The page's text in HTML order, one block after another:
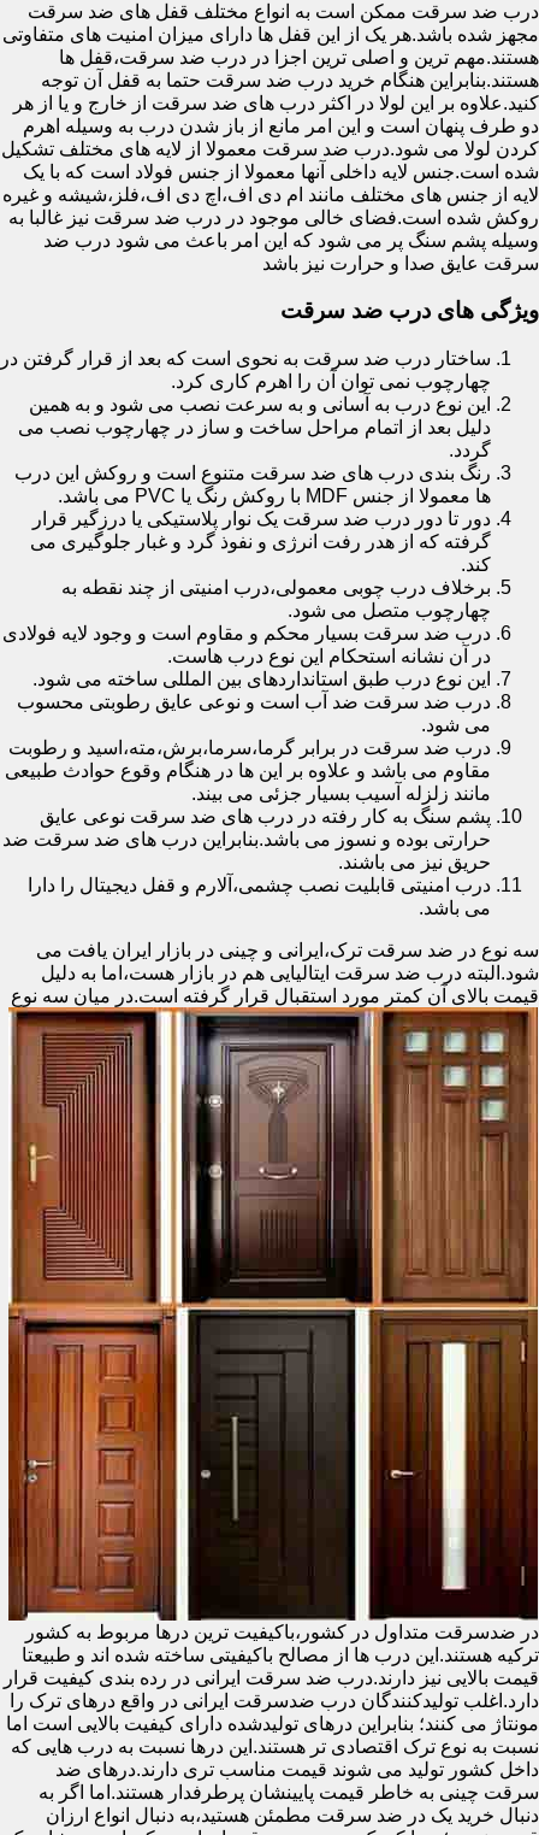
درب ضد سرقت ممکن است به انواع مختلف قفل های ضد سرقت
مجهز شده باشد.هر یک از این قفل ها دارای میزان امنیت های متفاوتی
هستند.مهم ترین و اصلی ترین اجزا در درب ضد سرقت،قفل ها
هستند.بنابراین هنگام خرید درب ضد سرقت حتما به قفل آن توجه
کنید.علاوه بر این لولا در اکثر درب های ضد سرقت از خارج و یا از هر
دو طرف پنهان است و این امر مانع از باز شدن درب به وسیله اهرم
کردن لولا می شود.درب ضد سرقت معمولا از لایه های مختلف تشکیل
شده است.جنس لایه داخلی آنها معمولا از جنس فولاد است که با یک
لایه از جنس های مختلف مانند ام دی اف،اچ دی اف،فلز،شیشه و غیره
روکش شده است.فضای خالی موجود در درب ضد سرقت نیز غالبا به
وسیله پشم سنگ پر می شود که این امر باعث می شود درب ضد
سرقت عایق صدا و حرارت نیز باشد
ویژگی های درب ضد سرقت
ساختار درب ضد سرقت به نحوی است که بعد از قرار گرفتن در
چهارچوب نمی توان آن را اهرم کاری کرد.
این نوع درب به آسانی و به سرعت نصب می شود و به همین
دلیل بعد از اتمام مراحل ساخت و ساز در چهارچوب نصب می
گردد.
رنگ بندی درب های ضد سرقت متنوع است و روکش این درب
ها معمولا از جنس MDF با روکش رنگ یا PVC می باشد.
دور تا دور درب ضد سرقت یک نوار پلاستیکی یا درزگیر قرار
گرفته که از هدر رفت انرژی و نفوذ گرد و غبار جلوگیری می
کند.
برخلاف درب چوبی معمولی،درب امنیتی از چند نقطه به
چهارچوب متصل می شود.
درب ضد سرقت بسیار محکم و مقاوم است و وجود لایه فولادی
در آن نشانه استحکام این نوع درب هاست.
این نوع درب طبق استانداردهای بین المللی ساخته می شود.
درب ضد سرقت ضد آب است و نوعی عایق رطوبتی محسوب
می شود.
درب ضد سرقت در برابر گرما،سرما،برش،مته،اسید و رطوبت
مقاوم می باشد و علاوه بر این ها در هنگام وقوع حوادث طبیعی
مانند زلزله آسیب بسیار جزئی می بیند.
پشم سنگ به کار رفته در درب های ضد سرقت نوعی عایق
حرارتی بوده و نسوز می باشد.بنابراین درب های ضد سرقت ضد
حریق نیز می باشند.
درب امنیتی قابلیت نصب چشمی،آلارم و قفل دیجیتال را دارا
می باشد.
سه نوع در ضد سرقت ترک،ایرانی و چینی در بازار ایران یافت می
شود.البته درب ضد سرقت ایتالیایی هم در بازار هست،اما به دلیل
قیمت بالای آن کمتر مورد استقبال قرار گرفته است.در میان سه نوع
در ضدسرقت متداول در کشور،باکیفیت ترین درها مربوط به کشور
ترکیه هستند.این درب ها از مصالح باکیفیتی ساخته شده اند و طبیعتا
قیمت بالایی نیز دارند.درب ضد سرقت ایرانی در رده بندی کیفیت قرار
دارد.اغلب تولیدکنندگان درب ضدسرقت ایرانی در واقع درهای ترک را
مونتاژ می کنند؛ بنابراین درهای تولیدشده دارای کیفیت بالایی است اما
نسبت به نوع ترک اقتصادی تر هستند.این درها نسبت به درب هایی که
داخل کشور تولید می شوند قیمت مناسب تری دارند.درهای ضد
سرقت چینی به خاطر قیمت پایینشان پرطرفدار هستند.اما اگر به
دنبال خرید یک در ضد سرقت مطمئن هستید،به دنبال انواع ارزان